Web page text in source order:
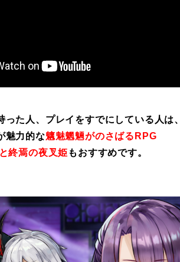
た人、プレイをすでにしている人は、
魅力的な魑魅魍魎がのさばるRPG
終焉の夜叉姫 もおすすめです。